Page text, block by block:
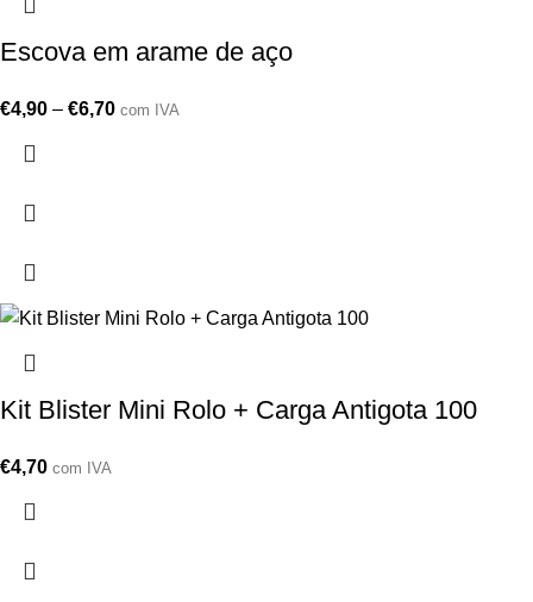
Escova em arame de aço
€4,90 – €6,70 com IVA
Kit Blister Mini Rolo + Carga Antigota 100
€4,70 com IVA